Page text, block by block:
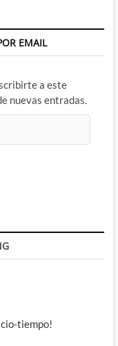
EMAIL
a este
nuevas entradas.
tiempo!